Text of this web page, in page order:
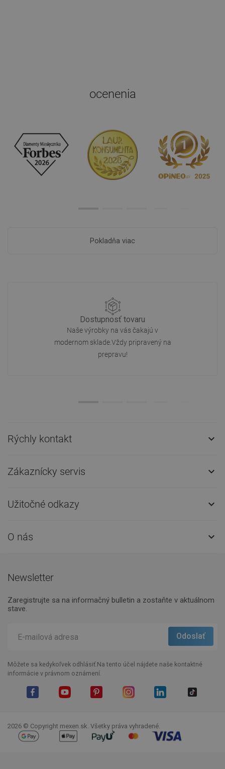
ocenenia
Pokladňa viac
Dostupnosť tovaru
Naše výrobky na vás čakajú v
modernom sklade.Vždy pripravený na
prepravu!
Rýchly kontakt 
Zákaznícky servis 
Užitočné odkazy 
O nás 
Newsletter
Zaregistrujte sa na informačný bulletin a zostaňte v aktuálnom
stave.
Môžete sa kedykoľvek odhlásiť.Na tento účel nájdete naše kontaktné
informácie v právnom oznámení.
2026 © Copyright mexen.sk. Všetky práva vyhradené.